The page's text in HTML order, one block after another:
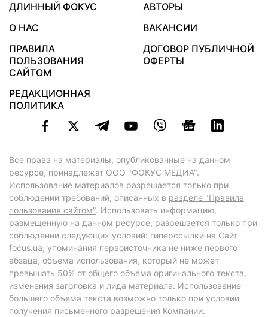
ДЛИННЫЙ ФОКУС
АВТОРЫ
О НАС
ВАКАНСИИ
ПРАВИЛА
ПОЛЬЗОВАНИЯ
САЙТОМ
ДОГОВОР ПУБЛИЧНОЙ
ОФЕРТЫ
РЕДАКЦИОННАЯ
ПОЛИТИКА
Все права на материалы, опубликованные на данном
ресурсе, принадлежат ООО "ФОКУС МЕДИА".
Использование материалов разрешается только при
соблюдении требований, описанных в разделе "Правила
пользования сайтом". Использовать информацию,
размещенную на данном ресурсе, разрешается только при
соблюдении следующих условий: гиперссылки на Сайт
focus.ua, упоминания первоисточника не ниже первого
абзаца, объема использования, который не может
превышать 50% от общего объема оригинального текста,
изменения заголовка и лида материала. Использование
большего объема текста возможно только при условии
получения письменного разрешения Компании.